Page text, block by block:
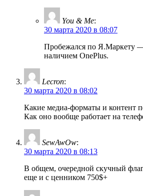
You & Me:
30 марта 2020 в 08:07
Пробежался по Я.Маркету
наличием OnePlus.
Lecron:
30 марта 2020 в 08:02
Какие медиа-форматы и контент
Как оно вообще работает на
SewAwOw:
30 марта 2020 в 08:13
В общем, очередной скучный
еще и с ценником 750$+